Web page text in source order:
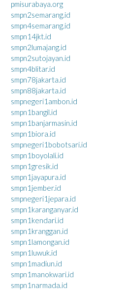
pmisurabaya.org
smpn2semarang.id
smpn4semarang.id
smpn14jkt.id
smpn2lumajang.id
smpn2sutojayan.id
smpn4blitar.id
smpn78jakarta.id
smpn88jakarta.id
smpnegeri1ambon.id
smpn1bangil.id
smpn1banjarmasin.id
smpn1biora.id
smpnegeri1bobotsari.id
smpn1boyolali.id
smpn1gresik.id
smpn1jayapura.id
smpn1jember.id
smpnegeri1jepara.id
smpn1karanganyar.id
smpn1kendari.id
smpn1kranggan.id
smpn1lamongan.id
smpn1luwuk.id
smpn1madiun.id
smpn1manokwari.id
smpn1narmada.id